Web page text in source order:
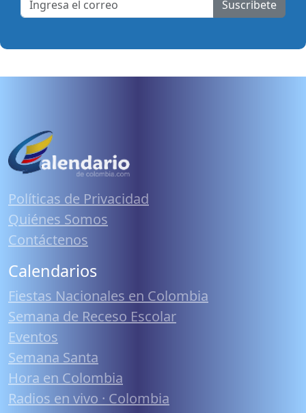
Suscribete
Políticas de Privacidad
Quiénes Somos
Contáctenos
Calendarios
Fiestas Nacionales en Colombia
Semana de Receso Escolar
Eventos
Semana Santa
Hora en Colombia
Radios en vivo · Colombia